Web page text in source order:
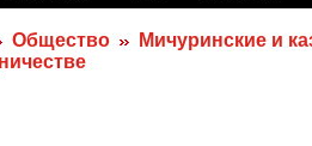
Общество
Мичуринские и